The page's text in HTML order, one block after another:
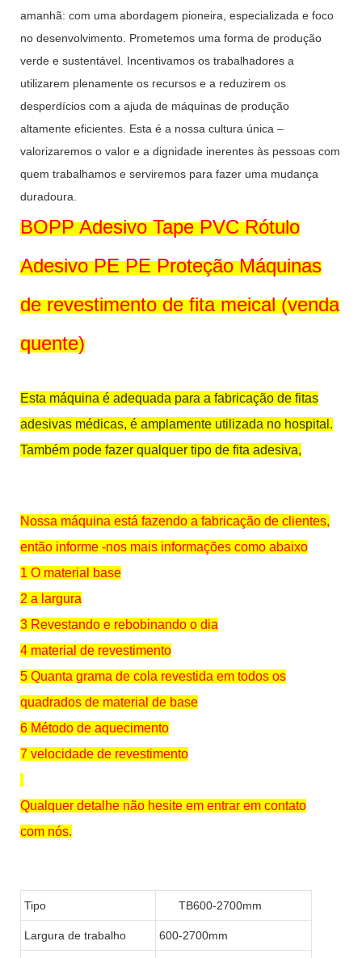
amanhã: com uma abordagem pioneira, especializada e foco
no desenvolvimento. Prometemos uma forma de produção
verde e sustentável. Incentivamos os trabalhadores a
utilizarem plenamente os recursos e a reduzirem os
desperdícios com a ajuda de máquinas de produção
altamente eficientes. Esta é a nossa cultura única –
valorizaremos o valor e a dignidade inerentes às pessoas com
quem trabalhamos e serviremos para fazer uma mudança
duradoura.
BOPP Adesivo Tape PVC Rótulo
Adesivo PE PE Proteção Máquinas
de revestimento de fita meical (venda
quente)
Esta máquina é adequada para a fabricação de fitas
adesivas médicas, é amplamente utilizada no hospital.
Também pode fazer qualquer tipo de fita adesiva,
Nossa máquina está fazendo a fabricação de clientes,
então informe -nos mais informações como abaixo
1 O material base
2 a largura
3 Revestando e rebobinando o dia
4 material de revestimento
5 Quanta grama de cola revestida em todos os
quadrados de material de base
6 Método de aquecimento
7 velocidade de revestimento
Qualquer detalhe não hesite em entrar em contato
com nós.
Tipo TB600-2700mm
Largura de trabalho 600-2700mm